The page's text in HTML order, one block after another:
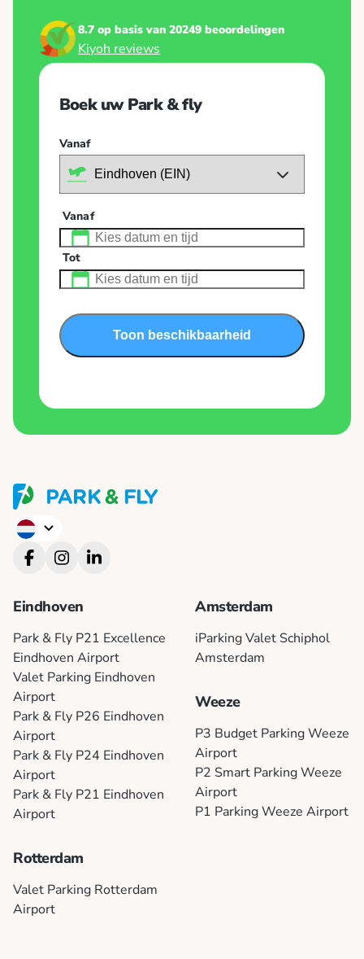
8.7 op basis van 20249 beoordelingen
Kiyoh reviews
Boek uw Park & fly
Vanaf
Vanaf
Tot
Toon beschikbaarheid
English
Eindhoven
Park & Fly P21 Excellence
Eindhoven Airport
Valet Parking Eindhoven
Airport
Park & Fly P26 Eindhoven
Airport
Park & Fly P24 Eindhoven
Airport
Park & Fly P21 Eindhoven
Airport
Rotterdam
Valet Parking Rotterdam
Airport
Amsterdam
iParking Valet Schiphol
Amsterdam
Weeze
P3 Budget Parking Weeze
Airport
P2 Smart Parking Weeze
Airport
P1 Parking Weeze Airport